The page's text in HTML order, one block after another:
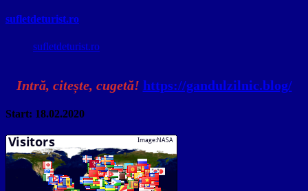
sufletdeturist.ro
sufletdeturist.ro
Intră, citește, cugetă! https://gandulzilnic.blog/
Start: 18.02.2020